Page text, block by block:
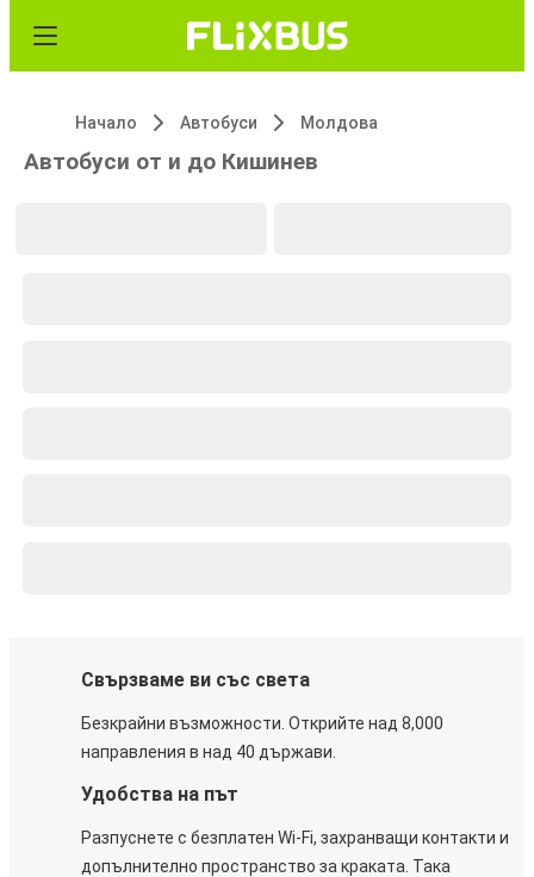
Начало Автобуси Молдова
Автобуси от и до Кишинев
Свързваме ви със света
Безкрайни възможности. Открийте над 8,000
направления в над 40 държави.
Удобства на път
Разпуснете с безплатен Wi-Fi, захранващи контакти и
допълнително пространство за краката. Така